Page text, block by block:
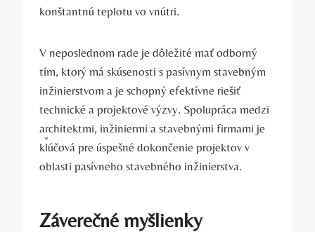
konštantnú teplotu vo vnútri.
V neposlednom rade je dôležité mať odborný
tím, ktorý má skúsenosti s pasívnym stavebným
inžinierstvom a je schopný efektívne riešiť
technické a projektové výzvy. Spolupráca medzi
architektmi, inžiniermi a stavebnými firmami je
kľúčová pre úspešné dokončenie projektov v
oblasti pasívneho stavebného inžinierstva.
Záverečné myšlienky